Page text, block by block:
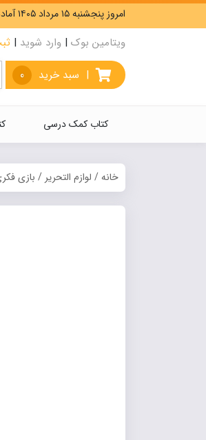
امروز پنجشنبه ۱۵ مرداد ۱۴۰۵ آماده انجام سفارشات شما عزیزان هستیم. ارسال رایگان سفارشات بیشتر از 5،000،000 تومان.
ویتامین بوک | وارد شوید |
| سبد خرید 0
کتاب کمک درسی
خانه/ لوازم التحریر / بازی